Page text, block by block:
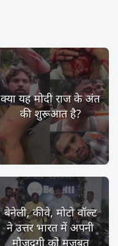
क्या यह मोदी राज के अंत
की शुरूआत है?
बेनेली, कीवे, मोटो वॉल्ट
ने उत्तर भारत में अपनी
मौजूदगी को मज़बूत